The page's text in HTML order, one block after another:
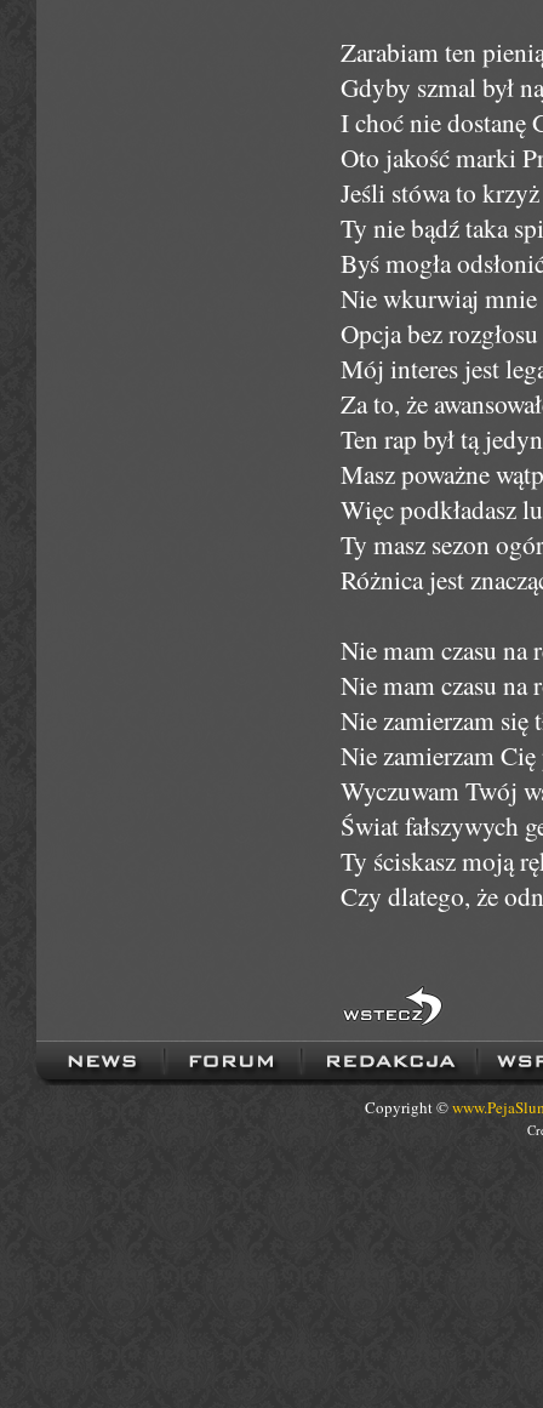
Zarabiam ten
Gdyby szmal był
I choć nie dostanę
Oto jakość marki
Jeśli stówa to
Ty nie bądź taka
Byś mogła
Nie wkurwiaj mnie
Opcja bez
Mój interes jest
Za to, że
Ten rap był tą
Masz poważne
Więc podkładasz
Ty masz sezon
Różnica jest
Nie mam czasu na
Nie mam czasu
Nie zamierzam się
Nie zamierzam
Wyczuwam Twój
Świat fałszywych
Ty ściskasz moją
Czy dlatego, że
Copyright ©